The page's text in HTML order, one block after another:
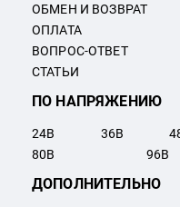
ОБМЕН И ВОЗВРАТ
ОПЛАТА
ВОПРОС-ОТВЕТ
СТАТЬИ
ПО НАПРЯЖЕНИЮ
24В 36В
80В 96В
ДОПОЛНИТЕЛЬНО